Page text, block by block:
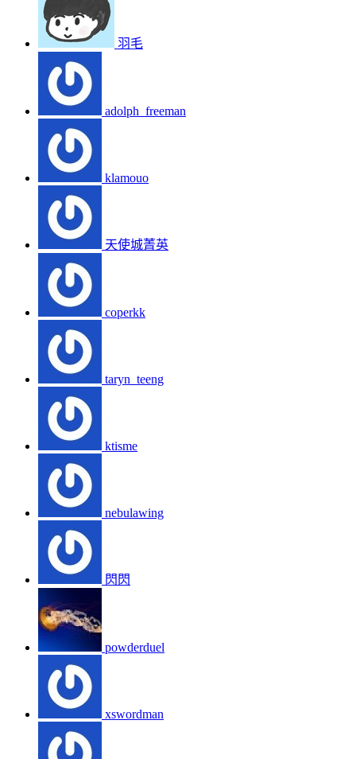
羽毛
adolph_freeman
klamouo
天使城菁英
coperkk
taryn_teeng
ktisme
nebulawing
閃閃
powderduel
xswordman